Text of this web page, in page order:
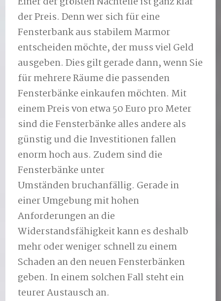
der Preis. Denn wer sich für eine
Fensterbank aus stabilem Marmor
entscheiden möchte, der muss viel Geld
ausgeben. Dies gilt gerade dann, wenn Sie
für mehrere Räume die passenden
Fensterbänke einkaufen möchten. Mit
einem Preis von etwa 50 Euro pro Meter
sind die Fensterbänke alles andere als
günstig und die Investitionen fallen
enorm hoch aus. Zudem sind die
Fensterbänke unter
Umständen bruchanfällig. Gerade in
einer Umgebung mit hohen
Anforderungen an die
Widerstandsfähigkeit kann es deshalb
mehr oder weniger schnell zu einem
Schaden an den neuen Fensterbänken
geben. In einem solchen Fall steht ein
teurer Austausch an.